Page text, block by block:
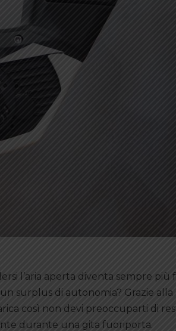
l’aria aperta diventa sempre più
surplus di autonomia? Grazie
così non devi preoccuparti di
durante una gita fuoriporta.